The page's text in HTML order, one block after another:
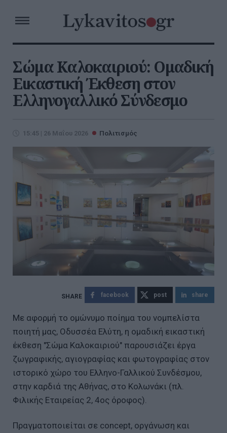
Σώμα Καλοκαιριού: Ομαδική
Εικαστική Έκθεση στον
Ελληνογαλλικό Σύνδεσμο
15:45 | 26 Μαΐου 2026 Πολιτισμός
facebook post share
Με αφορμή το ομώνυμο ποίημα του νομπελίστα
ποιητή μας, Οδυσσέα Ελύτη, η ομαδική εικαστική
έκθεση "Σώμα Καλοκαιριού" παρουσιάζει έργα
ζωγραφικής, αγιογραφίας και φωτογραφίας στον
ιστορικό χώρο του Ελληνο-Γαλλικού Συνδέσμου,
στην καρδιά της Αθήνας, στο Κολωνάκι (πλ.
Φιλικής Εταιρείας 2, 4ος όροφος).
Πραγματοποιείται σε concept, οργάνωση και